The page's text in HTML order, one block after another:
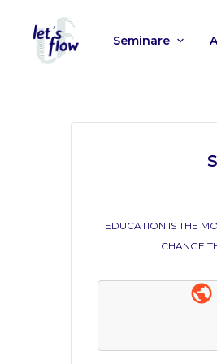
Seminare
EDUCATION IS THE
CHANGE